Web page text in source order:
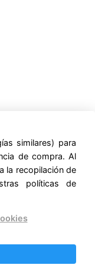
similares) para
de compra. Al
la recopilación de
políticas de